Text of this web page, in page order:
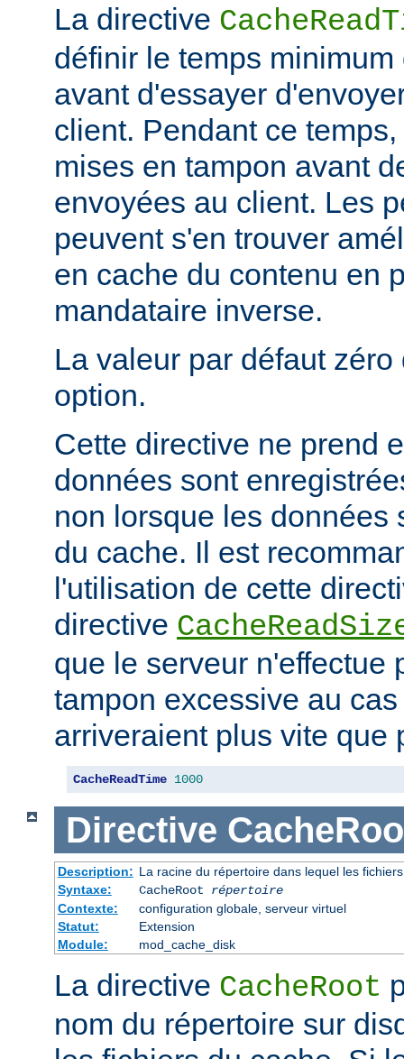
La directive
définir le temps
avant d'essayer
client. Pendant ce
mises en tampon avant
envoyées au client. Les
peuvent s'en trouver
en cache du contenu en
mandataire inverse.
La valeur par défaut
option.
Cette directive ne prend
données sont
non lorsque les données
du cache. Il est
l'utilisation de cette
directive
que le serveur n'effectue
tampon excessive au
arriveraient plus vite que
CacheReadTime 1000
Directive
Description: La racine du répertoire dans lequel les
Syntaxe:
CacheRoot répertoire
Contexte:
configuration globale, serveur virtuel
Statut:
Extension
Module:
mod_cache_disk
La directive CacheRoot
nom du répertoire sur